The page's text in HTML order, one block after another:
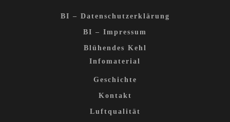
BI – Datenschutzerklärung
BI – Impressum
Blühendes Kehl
Infomaterial
Geschichte
Kontakt
Luftqualität